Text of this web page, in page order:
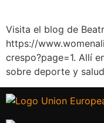
Visita el blog de
https://
crespo?page=1. Allí
sobre deporte y